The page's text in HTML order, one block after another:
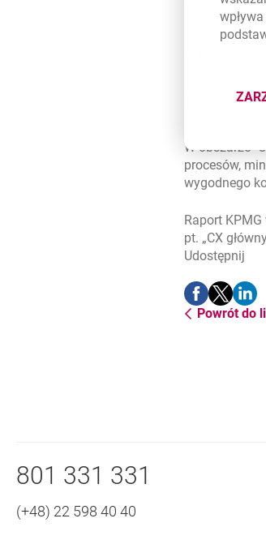
skłonność
czym
W obszarze
procesów,
wygodnego
Raport
pt. „CX
Udostępnij
Udostępnij-
otwiera się w
Udostępnij
otwiera
Powrót do
Nawigacja dolna
Zadzwoń do nas
801 331 331
(+48) 22 598 40 40